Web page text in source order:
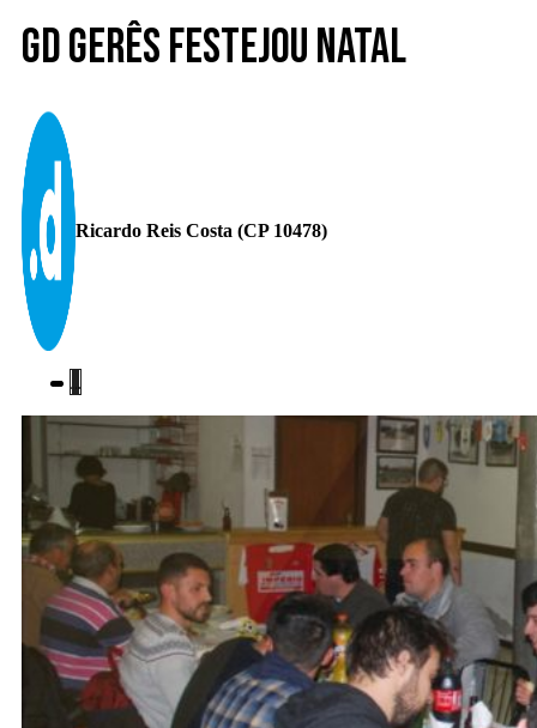
GD Gerês festejou Natal
Ricardo Reis Costa (CP 10478)